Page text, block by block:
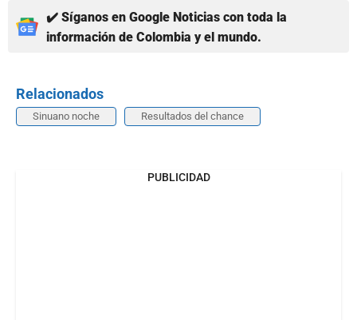
✔️ Síganos en Google Noticias con toda la
información de Colombia y el mundo.
Relacionados
Sinuano noche Resultados del chance
PUBLICIDAD